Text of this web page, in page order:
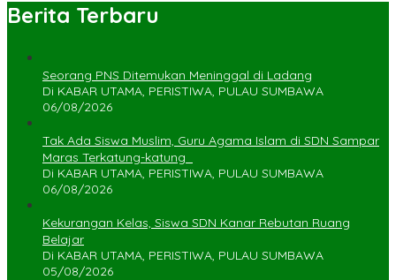
Berita Terbaru
Seorang PNS Ditemukan Meninggal di Ladang
Di KABAR UTAMA, PERISTIWA, PULAU SUMBAWA
06/08/2026
Tak Ada Siswa Muslim, Guru Agama Islam di SDN Sampar
Maras Terkatung-katung ‎
Di KABAR UTAMA, PERISTIWA, PULAU SUMBAWA
06/08/2026
Kekurangan Kelas, Siswa SDN Kanar Rebutan Ruang
Belajar
Di KABAR UTAMA, PERISTIWA, PULAU SUMBAWA
05/08/2026